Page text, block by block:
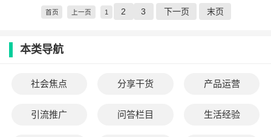
首页 上一页 1 2 3 下一页 末页
本类导航
社会焦点 分享干货 产品运营
引流推广 问答栏目 生活经验